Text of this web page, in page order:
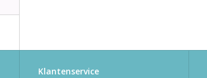
Klantenservice